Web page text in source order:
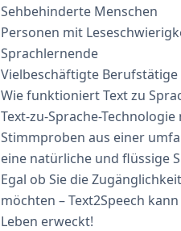
Sehbehinderte Menschen
Personen mit
Sprachlernende
Vielbeschäftigte Berufstätige
Wie funktioniert Text zu
Text-zu-Sprache-
Stimmproben aus einer
eine natürliche und flüssige
Egal ob Sie die
möchten – Text2Speech
Leben erweckt!